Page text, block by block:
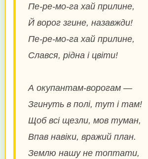
Пе-ре-мо-га хай прилине,
Й ворог згине, назавжди!
Пе-ре-мо-га хай прилине,
Слався, рідна і цвіти!
А окупантам-ворогам —
Згинуть в полі, тут і там!
Щоб всі щезли, мов туман,
Впав навіки, вражий план.
Землю нашу не топтати,